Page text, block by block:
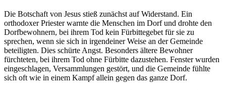
Die Botschaft von Jesus stieß zunächst auf Widerstand. Ein
orthodoxer Priester warnte die Menschen im Dorf und drohte den
Dorfbewohnern, bei ihrem Tod kein Fürbittegebet für sie zu
sprechen, wenn sie sich in irgendeiner Weise an der Gemeinde
beteiligten. Dies schürte Angst. Besonders ältere Bewohner
fürchteten, bei ihrem Tod ohne Fürbitte dazustehen. Fenster wurden
eingeschlagen, Versammlungen gestört, und die Gemeinde fühlte
sich oft wie in einem Kampf allein gegen das ganze Dorf.